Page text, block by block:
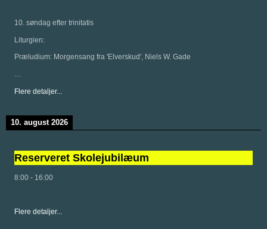
10. søndag efter trinitatis
Liturgien:
Præludium: Morgensang fra 'Elverskud', Niels W. Gade
Flere detaljer...
10. august 2026
Reserveret Skolejubilæum
8:00 - 16:00
Flere detaljer...